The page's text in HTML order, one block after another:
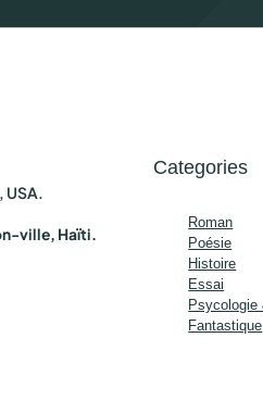
USA.
ville, Haïti.
Categories
Roman
Poésie
Histoire
Essai
Fantastique